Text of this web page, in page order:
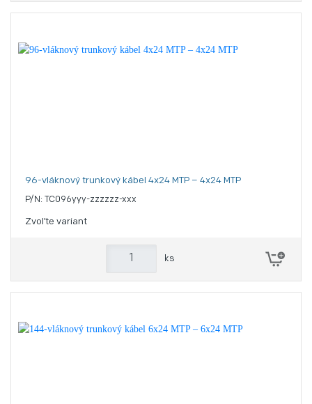
96-vláknový trunkový kábel 4x24 MTP – 4x24 MTP
P/N: TC096yyy-zzzzzz-xxx
Zvoľte variant
ks